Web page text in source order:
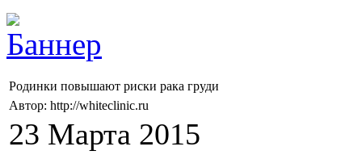
Родинки повышают риски рака груди
Автор: http://whiteclinic.ru
23 Марта 2015